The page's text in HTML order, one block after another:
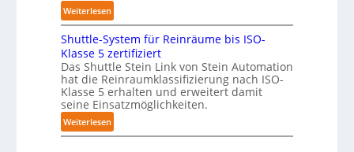
a
u
c
h
r
o
b
o
t
s
r
e
f
f
2
0
2
l
i
n
g
-
S
y
s
t
e
Weiterlesen:
K
o
m
p
a
k
t
e
Shuttle-System für Reinräume bis ISO-
Klasse 5 zertifiziert
Das Shuttle Stein Link von Stein Automation
hat die Reinraumklassifizierung nach ISO-
Klasse 5 erhalten und erweitert damit
seine Einsatzmöglichkeiten.
Weiterlesen:
S